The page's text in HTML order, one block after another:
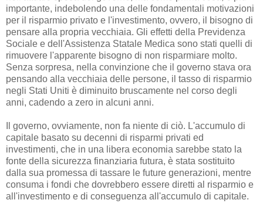
importante, indebolendo una delle fondamentali motivazioni
per il risparmio privato e l'investimento, ovvero, il bisogno di
pensare alla propria vecchiaia. Gli effetti della Previdenza
Sociale e dell'Assistenza Statale Medica sono stati quelli di
rimuovere l'apparente bisogno di non risparmiare molto.
Senza sorpresa, nella convinzione che il governo stava ora
pensando alla vecchiaia delle persone, il tasso di risparmio
negli Stati Uniti è diminuito bruscamente nel corso degli
anni, cadendo a zero in alcuni anni.
Il governo, ovviamente, non fa niente di ciò. L'accumulo di
capitale basato su decenni di risparmi privati ed
investimenti, che in una libera economia sarebbe stato la
fonte della sicurezza finanziaria futura, è stata sostituito
dalla sua promessa di tassare le future generazioni, mentre
consuma i fondi che dovrebbero essere diretti al risparmio e
all'investimento e di conseguenza all'accumulo di capitale.